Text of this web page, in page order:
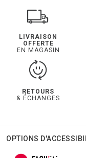
LIVRAISON
OFFERTE
EN MAGASIN
RETOURS
& ÉCHANGES
OPTIONS